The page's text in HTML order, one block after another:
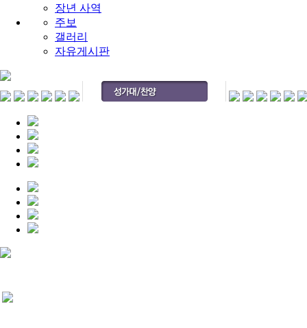
장년 사역
주보
갤러리
자유게시판